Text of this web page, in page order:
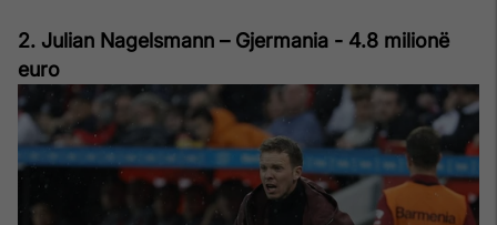
2. Julian Nagelsmann – Gjermania - 4.8 milionë
euro